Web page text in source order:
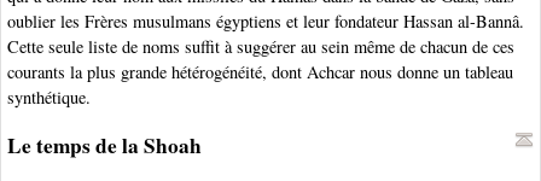
oublier les Frères musulmans égyptiens et leur fondateur Hassan al-Bannâ.
Cette seule liste de noms suffit à suggérer au sein même de chacun de ces
courants la plus grande hétérogénéité, dont Achcar nous donne un tableau
synthétique.
Le temps de la Shoah